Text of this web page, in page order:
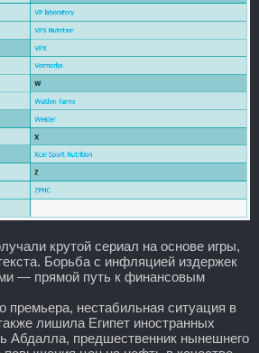
крутой сериал на основе игры,
Борьба с инфляцией издержек
— прямой путь к финансовым
премьера, нестабильная ситуация в
лишила Египет иностранных
Абдалла, предшественник нынешнего